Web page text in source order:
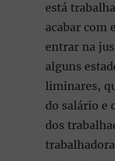
está
acabar com
entrar na
alguns
liminares,
do salário e
dos